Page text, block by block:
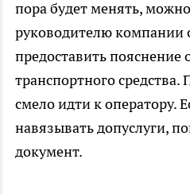
пора будет менять,
руководителю компании
предоставить пояснение
транспортного
смело идти к оператору.
навязывать допуслуги,
документ.